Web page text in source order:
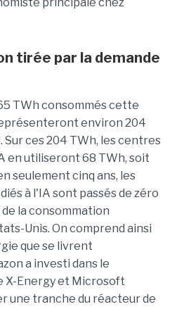
principale chez
tirée par la demande
TWh consommés cette
environ 204
Sur ces 204 TWh, les centres
en utiliseront 68 TWh, soit
seulement cinq ans, les
à l'IA sont passés de zéro
la consommation
Unis. On comprend ainsi
que se livrent
a investi dans le
X-Energy et Microsoft
une tranche du réacteur de